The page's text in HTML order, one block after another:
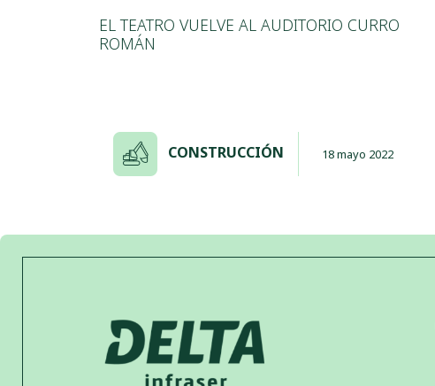
EL TEATRO VUELVE AL AUDITORIO CURRO
ROMÁN
CONSTRUCCIÓN 18 mayo 2022